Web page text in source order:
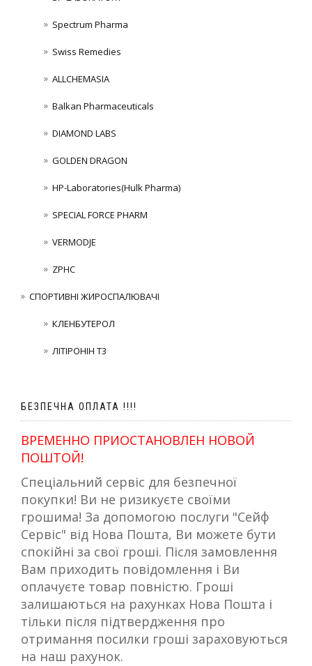
Spectrum Pharma
Swiss Remedies
ALLCHEMASIA
Balkan Pharmaceuticals
DIAMOND LABS
GOLDEN DRAGON
HP-Laboratories(Hulk Pharma)
SPECIAL FORCE PHARM
VERMODJE
ZPHC
СПОРТИВНІ ЖИРОСПАЛЮВАЧІ
КЛЕНБУТЕРОЛ
ЛІТІРОНІН Т3
БЕЗПЕЧНА ОПЛАТА !!!!
ВРЕМЕННО ПРИОСТАНОВЛЕН НОВОЙ
ПОШТОЙ!
Спеціальний сервіс для безпечної
покупки! Ви не ризикуєте своїми
грошима! За допомогою послуги "Сейф
Сервіс" від Нова Пошта, Ви можете бути
спокійні за свої гроші. Після замовлення
Вам приходить повідомлення і Ви
оплачуєте товар повністю. Гроші
залишаються на рахунках Нова Пошта і
тільки після підтвердження про
отримання посилки гроші зараховуються
на наш рахунок.